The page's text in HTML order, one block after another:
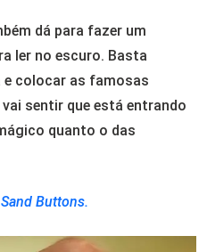
dá para fazer um
ler no escuro. Basta
e colocar as famosas
sentir que está entrando
quanto o das
Buttons.